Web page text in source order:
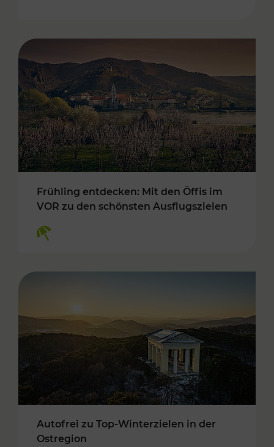
Frühling entdecken: Mit den Öffis im
VOR zu den schönsten Ausflugszielen
Autofrei zu Top-Winterzielen in der
Ostregion